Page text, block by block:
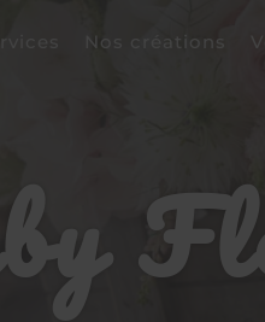
Nos créations